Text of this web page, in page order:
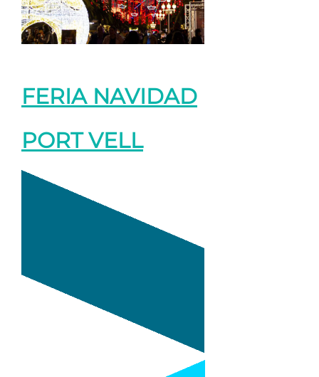
FERIA NAVIDAD
PORT VELL